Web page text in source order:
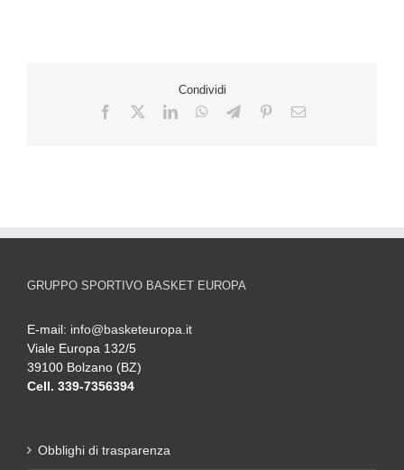
Condividi
GRUPPO SPORTIVO BASKET EUROPA
E-mail: info@basketeuropa.it
Viale Europa 132/5
39100 Bolzano (BZ)
Cell. 339-7356394
Obblighi di trasparenza